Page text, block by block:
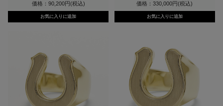
価格：90,200円(税込) 価格：330,000円(税込)